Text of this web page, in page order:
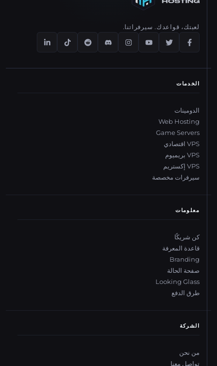
لعبتك، قواعدك. سيرفراتنا.
الخدمات
الدومينات
Web Hosting
Game Servers
سيرفرات مخصصة
معلومات
كن شريكًا
قاعدة المعرفة
Branding
صفحة الحالة
Looking Glass
طرق الدفع
الشركة
من نحن
تواصل معنا